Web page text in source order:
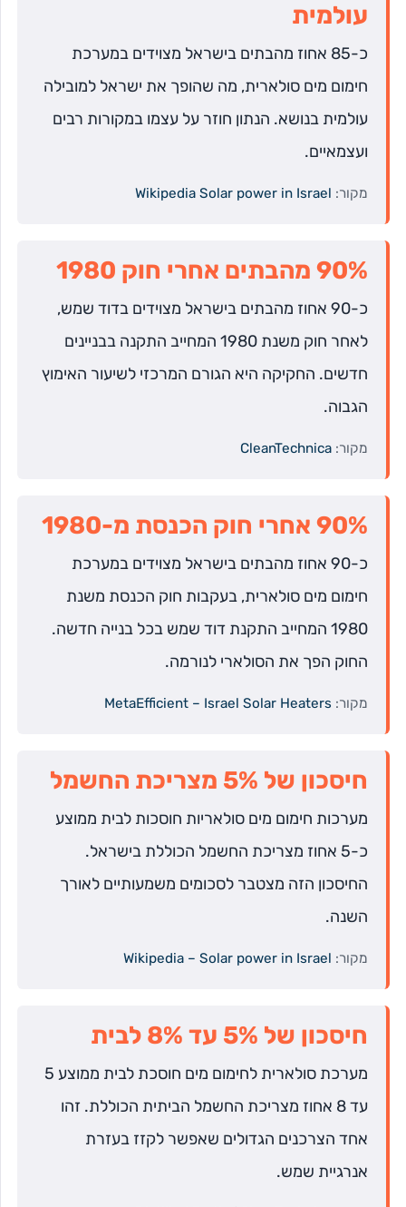
עולמית
כ-85 אחוז מהבתים בישראל מצוידים במערכת
חימום מים סולארית, מה שהופך את ישראל למובילה
עולמית בנושא. הנתון חוזר על עצמו במקורות רבים
ועצמאיים.
מקור: Wikipedia Solar power in Israel
90% מהבתים אחרי חוק 1980
כ-90 אחוז מהבתים בישראל מצוידים בדוד שמש,
לאחר חוק משנת 1980 המחייב התקנה בבניינים
חדשים. החקיקה היא הגורם המרכזי לשיעור האימוץ
הגבוה.
מקור: CleanTechnica
90% אחרי חוק הכנסת מ-1980
כ-90 אחוז מהבתים בישראל מצוידים במערכת
חימום מים סולארית, בעקבות חוק הכנסת משנת
1980 המחייב התקנת דוד שמש בכל בנייה חדשה.
החוק הפך את הסולארי לנורמה.
מקור: MetaEfficient – Israel Solar Heaters
חיסכון של 5% מצריכת החשמל
מערכות חימום מים סולאריות חוסכות לבית ממוצע
כ-5 אחוז מצריכת החשמל הכוללת בישראל.
החיסכון הזה מצטבר לסכומים משמעותיים לאורך
השנה.
מקור: Wikipedia – Solar power in Israel
חיסכון של 5% עד 8% לבית
מערכת סולארית לחימום מים חוסכת לבית ממוצע 5
עד 8 אחוז מצריכת החשמל הביתית הכוללת. זהו
אחד הצרכנים הגדולים שאפשר לקזז בעזרת
אנרגיית שמש.